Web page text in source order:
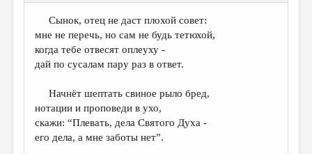
ПРАВИЛА САЙТА
ОТДЕЛЫ И РУБРИКИ
ДАЙДЖЕСТ
ПРОИЗВЕДЕНИЯ
Сынок, отец не даст плохой совет:
мне не перечь, но сам не будь тетюхой,
когда тебе отвесят оплеуху -
дай по сусалам пару раз в ответ.
Начнёт шептать свиное рыло бред,
нотации и проповеди в ухо,
скажи: “Плевать, дела Святого Духа -
его дела, а мне заботы нет”.